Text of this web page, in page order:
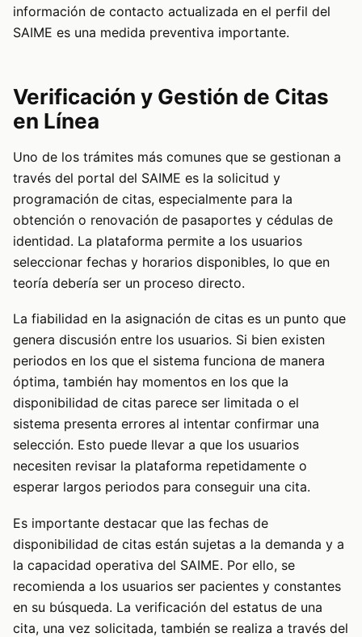
información de contacto actualizada en el perfil del
SAIME es una medida preventiva importante.
Verificación y Gestión de Citas
en Línea
Uno de los trámites más comunes que se gestionan a
través del portal del SAIME es la solicitud y
programación de citas, especialmente para la
obtención o renovación de pasaportes y cédulas de
identidad. La plataforma permite a los usuarios
seleccionar fechas y horarios disponibles, lo que en
teoría debería ser un proceso directo.
La fiabilidad en la asignación de citas es un punto que
genera discusión entre los usuarios. Si bien existen
periodos en los que el sistema funciona de manera
óptima, también hay momentos en los que la
disponibilidad de citas parece ser limitada o el
sistema presenta errores al intentar confirmar una
selección. Esto puede llevar a que los usuarios
necesiten revisar la plataforma repetidamente o
esperar largos periodos para conseguir una cita.
Es importante destacar que las fechas de
disponibilidad de citas están sujetas a la demanda y a
la capacidad operativa del SAIME. Por ello, se
recomienda a los usuarios ser pacientes y constantes
en su búsqueda. La verificación del estatus de una
cita, una vez solicitada, también se realiza a través del